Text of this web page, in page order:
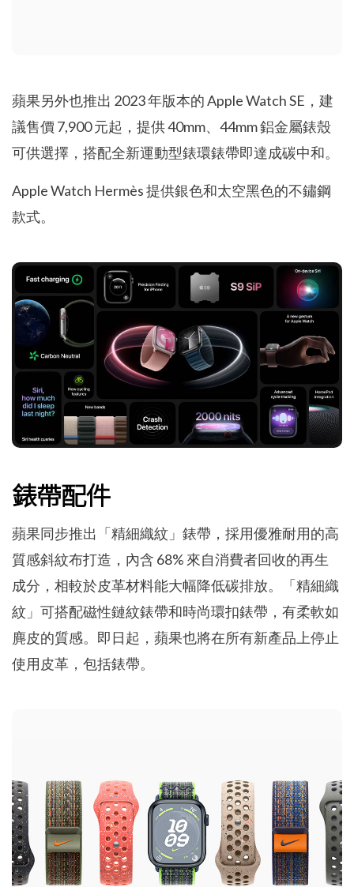
蘋果另外也推出 2023 年版本的 Apple Watch SE，建
議售價 7,900 元起，提供 40mm、44mm 鋁金屬錶殼
可供選擇，搭配全新運動型錶環錶帶即達成碳中和。
Apple Watch Hermès 提供銀色和太空黑色的不鏽鋼
款式。
錶帶配件
蘋果同步推出「精細織紋」錶帶，採用優雅耐用的高
質感斜紋布打造，內含 68% 來自消費者回收的再生
成分，相較於皮革材料能大幅降低碳排放。「精細織
紋」可搭配磁性鏈紋錶帶和時尚環扣錶帶，有柔軟如
麂皮的質感。即日起，蘋果也將在所有新產品上停止
使用皮革，包括錶帶。